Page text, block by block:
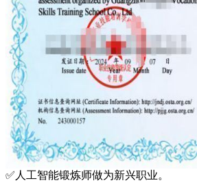
✅人工智能锻炼师做为新兴职业。